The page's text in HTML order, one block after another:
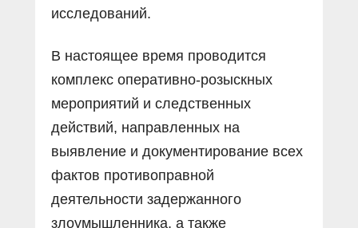
исследований.
В настоящее время проводится
комплекс оперативно-розыскных
мероприятий и следственных
действий, направленных на
выявление и документирование всех
фактов противоправной
деятельности задержанного
злоумышленника, а также